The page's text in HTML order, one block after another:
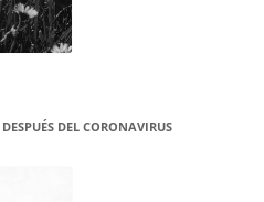
DEL CORONAVIRUS